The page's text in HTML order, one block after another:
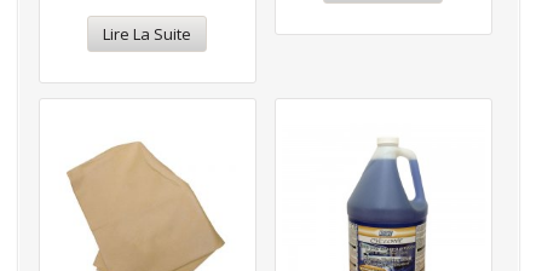
Lire La Suite